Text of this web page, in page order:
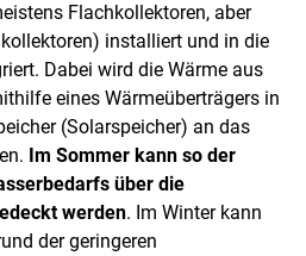
Flachkollektoren, aber
installiert und in die
Dabei wird die Wärme aus
eines Wärmeüberträgers in
(Solarspeicher) an das
Im Sommer kann so der
über die
werden. Im Winter kann
der geringeren